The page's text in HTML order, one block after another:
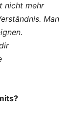
nicht mehr
Man